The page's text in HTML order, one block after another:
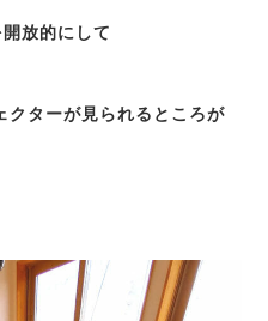
放的にして
クターが見られるところが